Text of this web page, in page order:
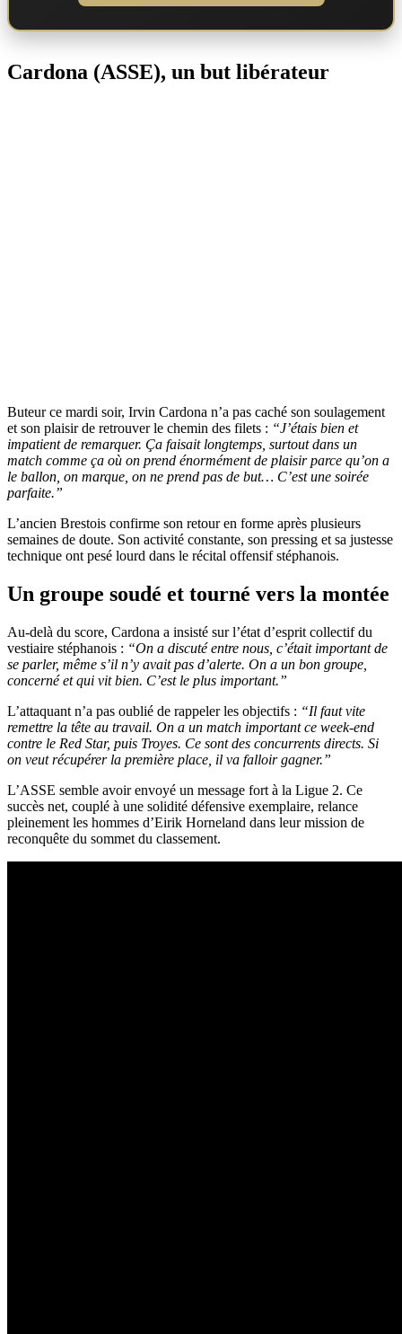
Cardona (ASSE), un but libérateur
Buteur ce mardi soir, Irvin Cardona n’a pas caché son soulagement
et son plaisir de retrouver le chemin des filets : “J’étais bien et
impatient de remarquer. Ça faisait longtemps, surtout dans un
match comme ça où on prend énormément de plaisir parce qu’on a
le ballon, on marque, on ne prend pas de but… C’est une soirée
parfaite.”
L’ancien Brestois confirme son retour en forme après plusieurs
semaines de doute. Son activité constante, son pressing et sa justesse
technique ont pesé lourd dans le récital offensif stéphanois.
Un groupe soudé et tourné vers la montée
Au-delà du score, Cardona a insisté sur l’état d’esprit collectif du
vestiaire stéphanois : “On a discuté entre nous, c’était important de
se parler, même s’il n’y avait pas d’alerte. On a un bon groupe,
concerné et qui vit bien. C’est le plus important.”
L’attaquant n’a pas oublié de rappeler les objectifs : “Il faut vite
remettre la tête au travail. On a un match important ce week-end
contre le Red Star, puis Troyes. Ce sont des concurrents directs. Si
on veut récupérer la première place, il va falloir gagner.”
L’ASSE semble avoir envoyé un message fort à la Ligue 2. Ce
succès net, couplé à une solidité défensive exemplaire, relance
pleinement les hommes d’Eirik Horneland dans leur mission de
reconquête du sommet du classement.